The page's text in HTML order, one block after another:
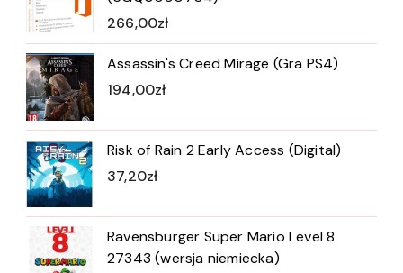
266,00zł
Assassin's Creed Mirage (Gra PS4)
194,00zł
Risk of Rain 2 Early Access (Digital)
37,20zł
Ravensburger Super Mario Level 8
27343 (wersja niemiecka)